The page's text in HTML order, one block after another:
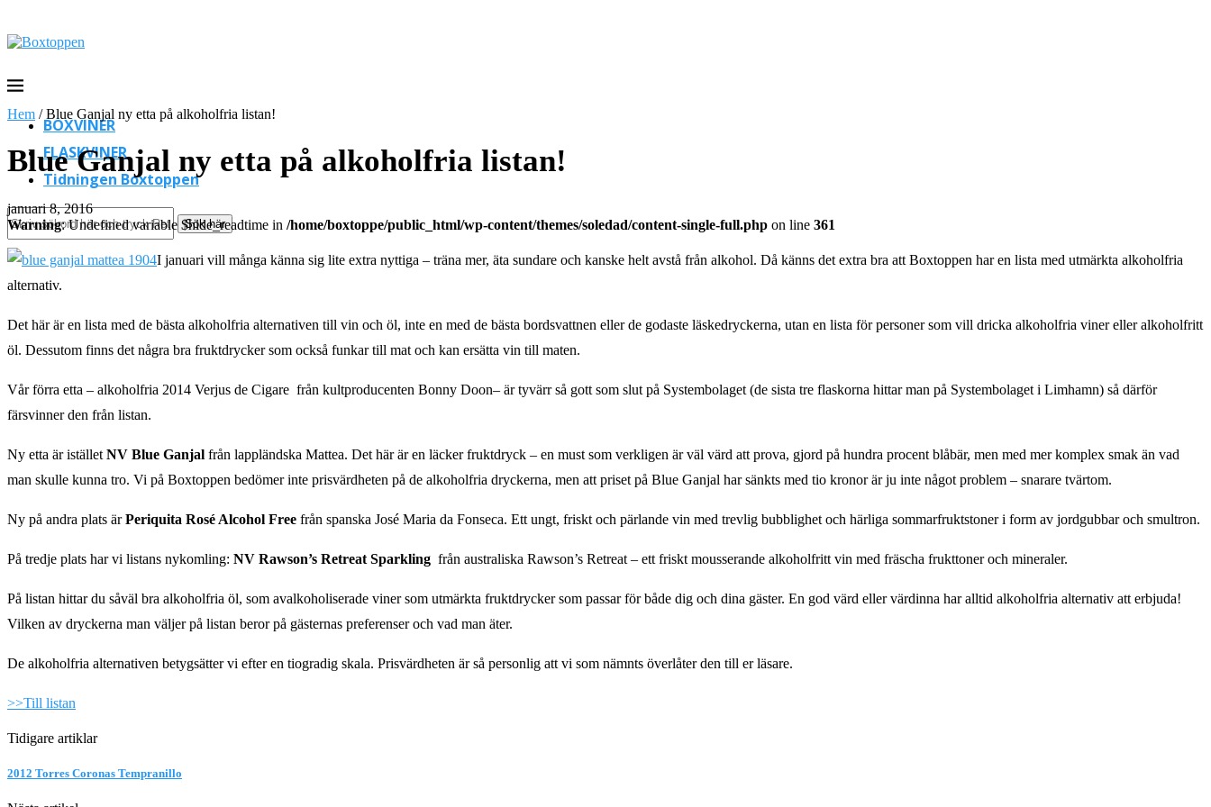
BOXVINER
FLASKVINER
Tidningen Boxtoppen
Sök här
Hem /Blue Ganjal ny etta på alkoholfria listan!
Blue Ganjal ny etta på alkoholfria listan!
januari 8, 2016
Warning: Undefined variable $hide_readtime in /home/boxtoppe/public_html/wp-content/themes/soledad/content-single-full.php on line 361
I januari vill många känna sig lite extra nyttiga – träna mer, äta sundare och kanske helt avstå från alkohol. Då känns det extra bra att Boxtoppen har en lista med utmärkta alkoholfria
alternativ.
Det här är en lista med de bästa alkoholfria alternativen till vin och öl, inte en med de bästa bordsvattnen eller de godaste läskedryckerna, utan en lista för personer som vill dricka alkoholfria viner eller alkoholfritt
öl. Dessutom finns det några bra fruktdrycker som också funkar till mat och kan ersätta vin till maten.
Vår förra etta – alkoholfria 2014 Verjus de Cigare från kultproducenten Bonny Doon– är tyvärr så gott som slut på Systembolaget (de sista tre flaskorna hittar man på Systembolaget i Limhamn) så därför
färsvinner den från listan.
Ny etta är istället NV Blue Ganjal från lappländska Mattea. Det här är en läcker fruktdryck – en must som verkligen är väl värd att prova, gjord på hundra procent blåbär, men med mer komplex smak än vad
man skulle kunna tro. Vi på Boxtoppen bedömer inte prisvärdheten på de alkoholfria dryckerna, men att priset på Blue Ganjal har sänkts med tio kronor är ju inte något problem – snarare tvärtom.
Ny på andra plats ärPeriquita Rosé Alcohol Free från spanska José Maria da Fonseca. Ett ungt, friskt och pärlande vin med trevlig bubblighet och härliga sommarfruktstoner i form av jordgubbar och smultron.
På tredje plats har vi listans nykomling: NV Rawson’s Retreat Sparkling från australiska Rawson’s Retreat – ett friskt mousserande alkoholfritt vin med fräscha frukttoner och mineraler.
På listan hittar du såväl bra alkoholfria öl, som avalkoholiserade viner som utmärkta fruktdrycker som passar för både dig och dina gäster. En god värd eller värdinna har alltid alkoholfria alternativ att erbjuda!
Vilken av dryckerna man väljer på listan beror på gästernas preferenser och vad man äter.
De alkoholfria alternativen betygsätter vi efter en tiogradig skala. Prisvärdheten är så personlig att vi som nämnts överlåter den till er läsare.
>>Till listan
Tidigare artiklar
2012 Torres Coronas Tempranillo